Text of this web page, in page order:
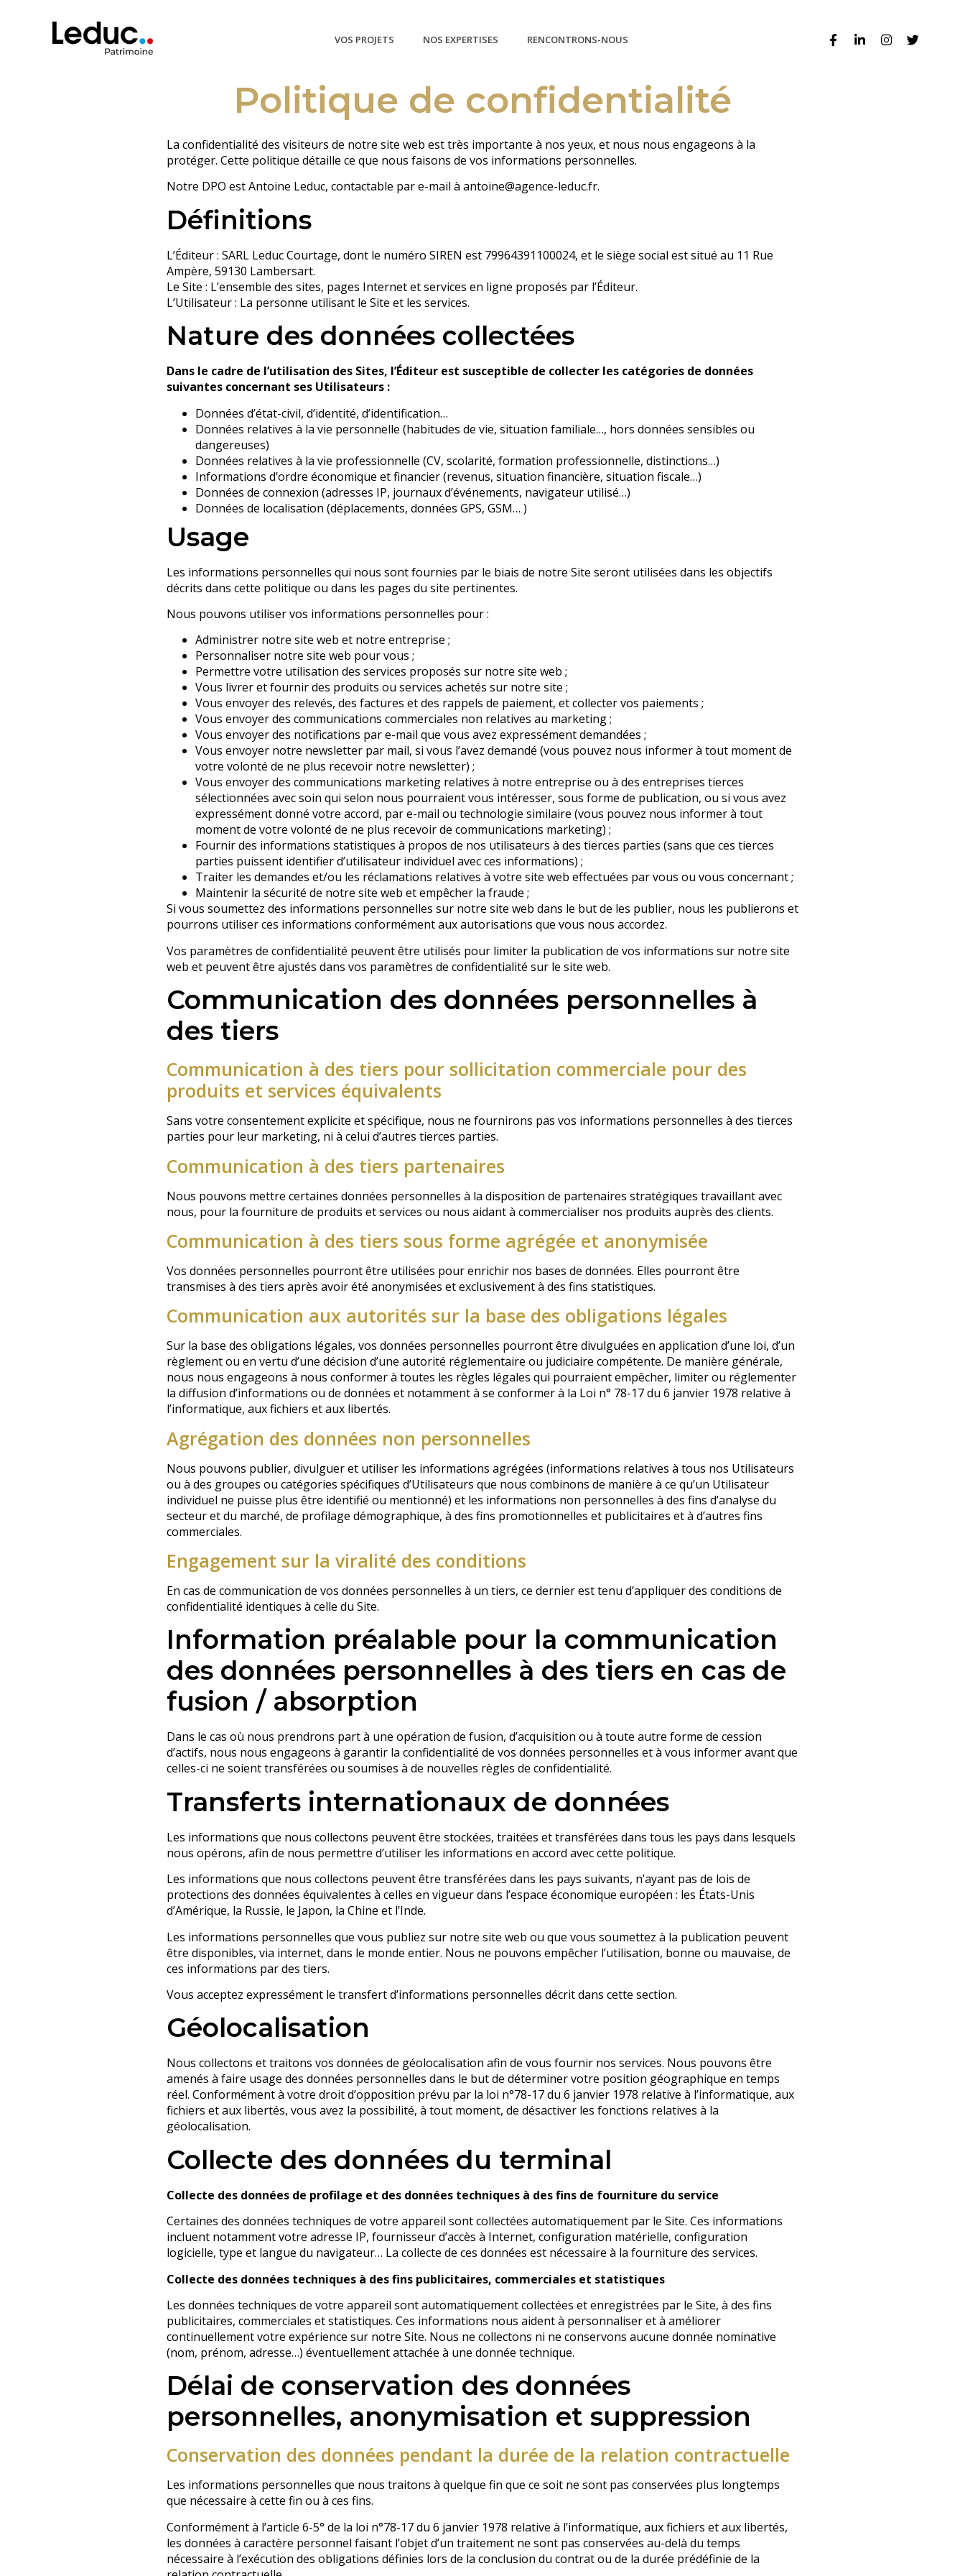
VOS PROJETS NOS EXPERTISES RENCONTRONS-NOUS
Politique de confidentialité
La confidentialité des visiteurs de notre site web est très importante à nos yeux, et nous nous engageons à la
protéger. Cette politique détaille ce que nous faisons de vos informations personnelles.
Notre DPO est Antoine Leduc, contactable par e-mail à antoine@agence-leduc.fr.
Définitions
L’Éditeur : SARL Leduc Courtage, dont le numéro SIREN est 79964391100024, et le siège social est situé au 11 Rue
Ampère, 59130 Lambersart.
Le Site : L’ensemble des sites, pages Internet et services en ligne proposés par l’Éditeur.
L’Utilisateur : La personne utilisant le Site et les services.
Nature des données collectées
Dans le cadre de l’utilisation des Sites, l’Éditeur est susceptible de collecter les catégories de données
suivantes concernant ses Utilisateurs :
Données d’état-civil, d’identité, d’identification…
Données relatives à la vie personnelle (habitudes de vie, situation familiale…, hors données sensibles ou
dangereuses)
Données relatives à la vie professionnelle (CV, scolarité, formation professionnelle, distinctions…)
Informations d’ordre économique et financier (revenus, situation financière, situation fiscale…)
Données de connexion (adresses IP, journaux d’événements, navigateur utilisé…)
Données de localisation (déplacements, données GPS, GSM… )
Usage
Les informations personnelles qui nous sont fournies par le biais de notre Site seront utilisées dans les objectifs
décrits dans cette politique ou dans les pages du site pertinentes.
Nous pouvons utiliser vos informations personnelles pour :
Administrer notre site web et notre entreprise ;
Personnaliser notre site web pour vous ;
Permettre votre utilisation des services proposés sur notre site web ;
Vous livrer et fournir des produits ou services achetés sur notre site ;
Vous envoyer des relevés, des factures et des rappels de paiement, et collecter vos paiements ;
Vous envoyer des communications commerciales non relatives au marketing ;
Vous envoyer des notifications par e-mail que vous avez expressément demandées ;
Vous envoyer notre newsletter par mail, si vous l’avez demandé (vous pouvez nous informer à tout moment de
votre volonté de ne plus recevoir notre newsletter) ;
Vous envoyer des communications marketing relatives à notre entreprise ou à des entreprises tierces
sélectionnées avec soin qui selon nous pourraient vous intéresser, sous forme de publication, ou si vous avez
expressément donné votre accord, par e-mail ou technologie similaire (vous pouvez nous informer à tout
moment de votre volonté de ne plus recevoir de communications marketing) ;
Fournir des informations statistiques à propos de nos utilisateurs à des tierces parties (sans que ces tierces
parties puissent identifier d’utilisateur individuel avec ces informations) ;
Traiter les demandes et/ou les réclamations relatives à votre site web effectuées par vous ou vous concernant ;
Maintenir la sécurité de notre site web et empêcher la fraude ;
Si vous soumettez des informations personnelles sur notre site web dans le but de les publier, nous les publierons et
pourrons utiliser ces informations conformément aux autorisations que vous nous accordez.
Vos paramètres de confidentialité peuvent être utilisés pour limiter la publication de vos informations sur notre site
web et peuvent être ajustés dans vos paramètres de confidentialité sur le site web.
Communication des données personnelles à
des tiers
Communication à des tiers pour sollicitation commerciale pour des
produits et services équivalents
Sans votre consentement explicite et spécifique, nous ne fournirons pas vos informations personnelles à des tierces
parties pour leur marketing, ni à celui d’autres tierces parties.
Communication à des tiers partenaires
Nous pouvons mettre certaines données personnelles à la disposition de partenaires stratégiques travaillant avec
nous, pour la fourniture de produits et services ou nous aidant à commercialiser nos produits auprès des clients.
Communication à des tiers sous forme agrégée et anonymisée
Vos données personnelles pourront être utilisées pour enrichir nos bases de données. Elles pourront être
transmises à des tiers après avoir été anonymisées et exclusivement à des fins statistiques.
Communication aux autorités sur la base des obligations légales
Sur la base des obligations légales, vos données personnelles pourront être divulguées en application d’une loi, d’un
règlement ou en vertu d’une décision d’une autorité réglementaire ou judiciaire compétente. De manière générale,
nous nous engageons à nous conformer à toutes les règles légales qui pourraient empêcher, limiter ou réglementer
la diffusion d’informations ou de données et notamment à se conformer à la Loi n° 78-17 du 6 janvier 1978 relative à
l’informatique, aux fichiers et aux libertés.
Agrégation des données non personnelles
Nous pouvons publier, divulguer et utiliser les informations agrégées (informations relatives à tous nos Utilisateurs
ou à des groupes ou catégories spécifiques d’Utilisateurs que nous combinons de manière à ce qu’un Utilisateur
individuel ne puisse plus être identifié ou mentionné) et les informations non personnelles à des fins d’analyse du
secteur et du marché, de profilage démographique, à des fins promotionnelles et publicitaires et à d’autres fins
commerciales.
Engagement sur la viralité des conditions
En cas de communication de vos données personnelles à un tiers, ce dernier est tenu d’appliquer des conditions de
confidentialité identiques à celle du Site.
Information préalable pour la communication
des données personnelles à des tiers en cas de
fusion / absorption
Dans le cas où nous prendrons part à une opération de fusion, d’acquisition ou à toute autre forme de cession
d’actifs, nous nous engageons à garantir la confidentialité de vos données personnelles et à vous informer avant que
celles-ci ne soient transférées ou soumises à de nouvelles règles de confidentialité.
Transferts internationaux de données
Les informations que nous collectons peuvent être stockées, traitées et transférées dans tous les pays dans lesquels
nous opérons, afin de nous permettre d’utiliser les informations en accord avec cette politique.
Les informations que nous collectons peuvent être transférées dans les pays suivants, n’ayant pas de lois de
protections des données équivalentes à celles en vigueur dans l’espace économique européen : les États-Unis
d’Amérique, la Russie, le Japon, la Chine et l’Inde.
Les informations personnelles que vous publiez sur notre site web ou que vous soumettez à la publication peuvent
être disponibles, via internet, dans le monde entier. Nous ne pouvons empêcher l’utilisation, bonne ou mauvaise, de
ces informations par des tiers.
Vous acceptez expressément le transfert d’informations personnelles décrit dans cette section.
Géolocalisation
Nous collectons et traitons vos données de géolocalisation afin de vous fournir nos services. Nous pouvons être
amenés à faire usage des données personnelles dans le but de déterminer votre position géographique en temps
réel. Conformément à votre droit d’opposition prévu par la loi n°78-17 du 6 janvier 1978 relative à l’informatique, aux
fichiers et aux libertés, vous avez la possibilité, à tout moment, de désactiver les fonctions relatives à la
géolocalisation.
Collecte des données du terminal
Collecte des données de profilage et des données techniques à des fins de fourniture du service
Certaines des données techniques de votre appareil sont collectées automatiquement par le Site. Ces informations
incluent notamment votre adresse IP, fournisseur d’accès à Internet, configuration matérielle, configuration
logicielle, type et langue du navigateur… La collecte de ces données est nécessaire à la fourniture des services.
Collecte des données techniques à des fins publicitaires, commerciales et statistiques
Les données techniques de votre appareil sont automatiquement collectées et enregistrées par le Site, à des fins
publicitaires, commerciales et statistiques. Ces informations nous aident à personnaliser et à améliorer
continuellement votre expérience sur notre Site. Nous ne collectons ni ne conservons aucune donnée nominative
(nom, prénom, adresse…) éventuellement attachée à une donnée technique.
Délai de conservation des données
personnelles, anonymisation et suppression
Conservation des données pendant la durée de la relation contractuelle
Les informations personnelles que nous traitons à quelque fin que ce soit ne sont pas conservées plus longtemps
que nécessaire à cette fin ou à ces fins.
Conformément à l’article 6-5° de la loi n°78-17 du 6 janvier 1978 relative à l’informatique, aux fichiers et aux libertés,
les données à caractère personnel faisant l’objet d’un traitement ne sont pas conservées au-delà du temps
nécessaire à l’exécution des obligations définies lors de la conclusion du contrat ou de la durée prédéfinie de la